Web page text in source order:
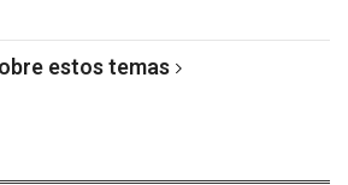
estos temas